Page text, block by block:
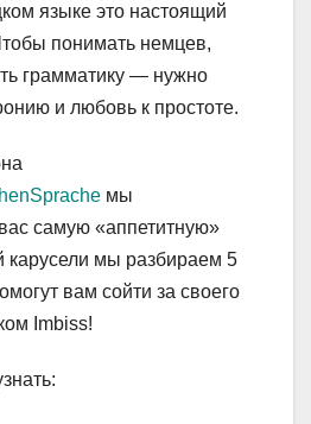
языке это настоящий
понимать немцев,
грамматику — нужно
и любовь к простоте.
мы
самую «аппетитную»
карусели мы разбираем 5
вам сойти за своего
Imbiss!